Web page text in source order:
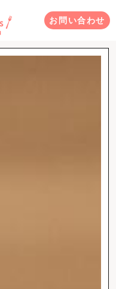
お問い合わせ